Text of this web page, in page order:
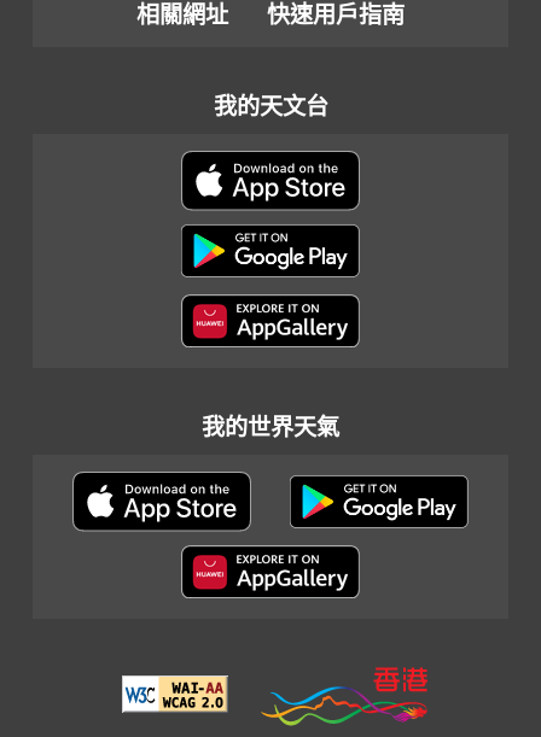
相關網址
快速用戶指南
我的天文台
我的世界天氣